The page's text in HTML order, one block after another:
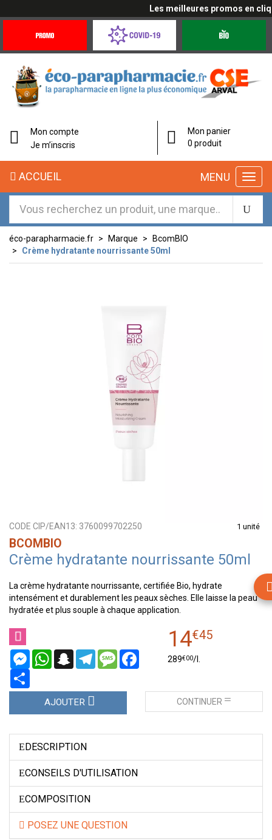
Les meilleures promos en
Offres
Coronavirus
Mon compte
Je m’inscris
Mon panier
0 produit
MENU
ACCUEIL
éco-parapharmacie.fr Marque
BcomBIO
Crème hydratante nourrissante 50ml
CODE CIP/EAN13: 3760099702250 1 unité
BCOMBIO
Crème hydratante nourrissante 50ml
La crème hydratante nourrissante, certifiée Bio, hydrate
intensément et durablement les peaux sèches. Elle laisse la peau
hydratée et plus souple à chaque application.
MessengerWhatsAppSnapchatTelegramMessageFacebook
14€45
289€00/
AJOUTER CONTINUER
DESCRIPTION
CONSEILS D'UTILISATION
COMPOSITION
POSEZ UNE QUESTION